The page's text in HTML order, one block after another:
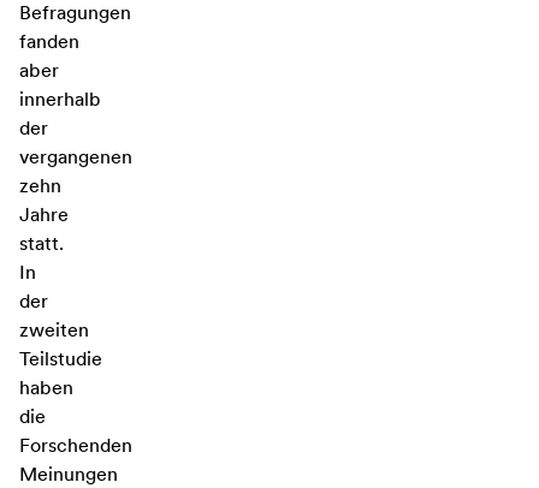
Befragungen
fanden
aber
innerhalb
der
vergangenen
zehn
Jahre
statt.
In
der
zweiten
Teilstudie
haben
die
Forschenden
Meinungen